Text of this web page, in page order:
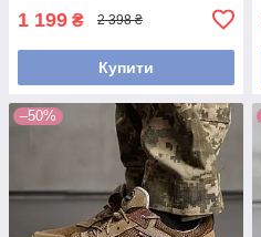
1 199 ₴ 2 398 ₴
Купити
–50%